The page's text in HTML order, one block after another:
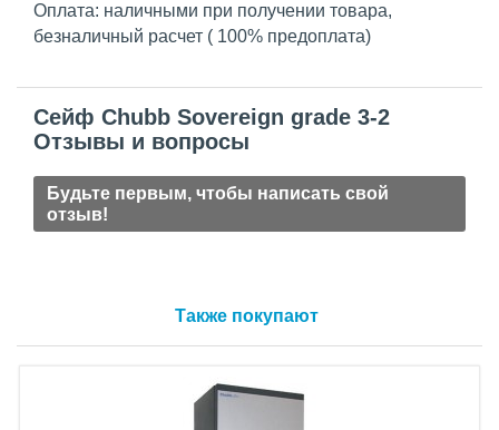
Оплата: наличными при получении товара,
безналичный расчет ( 100% предоплата)
Сейф Chubb Sovereign grade 3-2
Отзывы и вопросы
Будьте первым, чтобы написать свой
отзыв!
Также покупают